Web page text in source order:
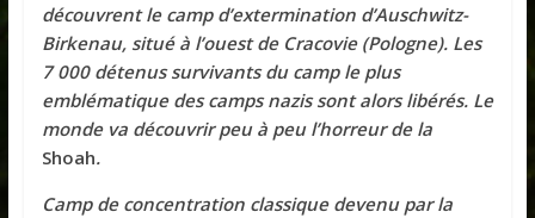
découvrent le camp d’extermination d’Auschwitz-
Birkenau, situé à l’ouest de Cracovie (Pologne). Les
7 000 détenus survivants du camp le plus
emblématique des camps nazis sont alors libérés. Le
monde va découvrir peu à peu l’horreur de la
Shoah.
Camp de concentration classique devenu par la